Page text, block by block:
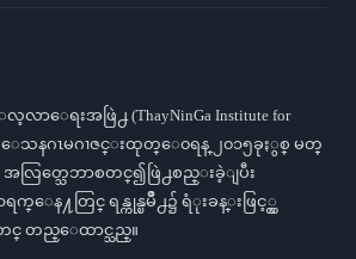
ေရးအဖြဲ႕ (ThayNinGa Institute for
ား ေသနဂၤမဂၢဇင္းထုတ္ေ၀ရန္ ၂၀၁၅ခုႏွစ္ မတ္
လြတ္သေဘာစတင္၍ဖြဲ႕စည္းခဲ့ျပီး
၁ရက္ေန႔တြင္ ရန္ကုန္ၿမိဳ႕၌ ရံုးခန္းဖြင့္လွ
စတင္ တည္ေထာင္သည္။